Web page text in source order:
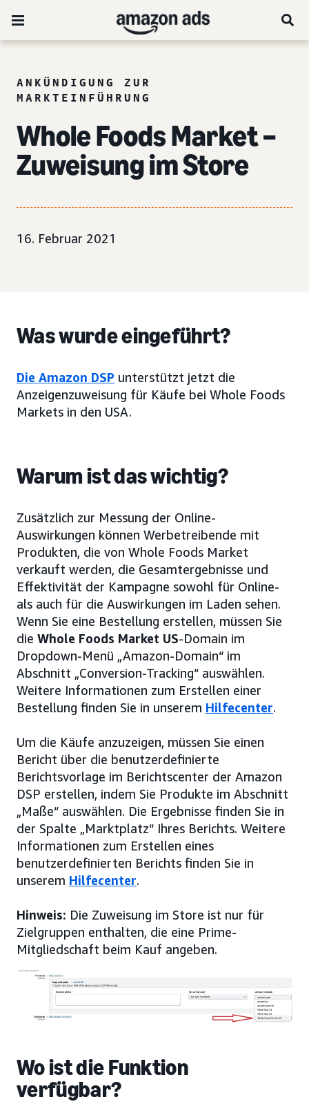
ANKÜNDIGUNG ZUR
MARKTEINFÜHRUNG
Whole Foods Market –
Zuweisung im Store
16. Februar 2021
Was wurde eingeführt?
Die Amazon DSP unterstützt jetzt die
Anzeigenzuweisung für Käufe bei Whole Foods
Markets in den USA.
Warum ist das wichtig?
Zusätzlich zur Messung der Online-
Auswirkungen können Werbetreibende mit
Produkten, die von Whole Foods Market
verkauft werden, die Gesamtergebnisse und
Effektivität der Kampagne sowohl für Online-
als auch für die Auswirkungen im Laden sehen.
Wenn Sie eine Bestellung erstellen, müssen Sie
die Whole Foods Market US-Domain im
Dropdown-Menü „Amazon-Domain“ im
Abschnitt „Conversion-Tracking“ auswählen.
Weitere Informationen zum Erstellen einer
Bestellung finden Sie in unserem Hilfecenter.
Um die Käufe anzuzeigen, müssen Sie einen
Bericht über die benutzerdefinierte
Berichtsvorlage im Berichtscenter der Amazon
DSP erstellen, indem Sie Produkte im Abschnitt
„Maße“ auswählen. Die Ergebnisse finden Sie in
der Spalte „Marktplatz“ Ihres Berichts. Weitere
Informationen zum Erstellen eines
benutzerdefinierten Berichts finden Sie in
unserem Hilfecenter.
Hinweis: Die Zuweisung im Store ist nur für
Zielgruppen enthalten, die eine Prime-
Mitgliedschaft beim Kauf angeben.
Wo ist die Funktion
verfügbar?